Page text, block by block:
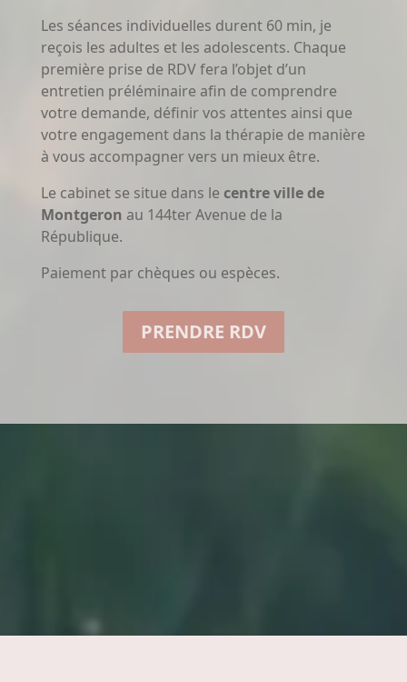
Les séances individuelles durent 60 min, je
reçois les adultes et les adolescents. Chaque
première prise de RDV fera l’objet d’un
entretien préléminaire afin de comprendre
votre demande, définir vos attentes ainsi que
votre engagement dans la thérapie de manière
à vous accompagner vers un mieux être.
Le cabinet se situe dans le centre ville de
Montgeron au 144ter Avenue de la
République.
Paiement par chèques ou espèces.
PRENDRE RDV